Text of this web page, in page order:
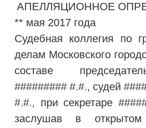
АПЕЛЛЯЦИОННОЕ
** мая 2017 года
Судебная коллегия по
делам Московского
составе
######### #.#., судей
#.#., при секретаре
заслушав в открытом